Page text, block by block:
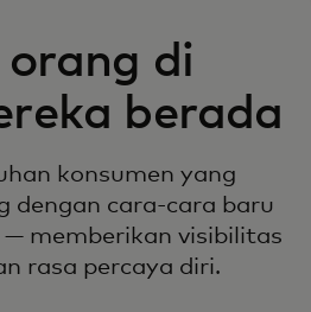
orang di
berada
konsumen yang
dengan cara-cara baru
memberikan visibilitas
rasa percaya diri.